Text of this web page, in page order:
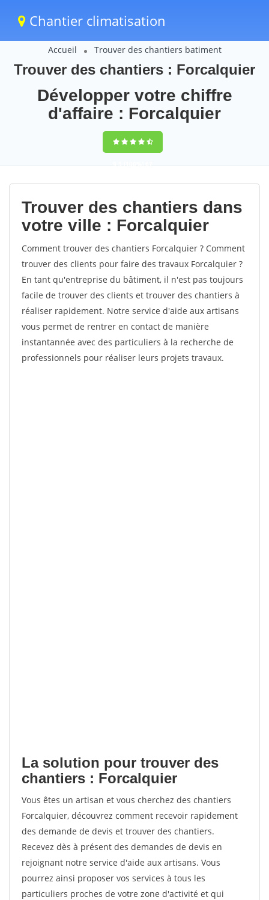
Chantier climatisation
Accueil Trouver des chantiers batiment
Trouver des chantiers : Forcalquier
Développer votre chiffre
d'affaire : Forcalquier
9,5(100%)67
votes
Trouver des chantiers dans
votre ville : Forcalquier
Comment trouver des chantiers Forcalquier ? Comment
trouver des clients pour faire des travaux Forcalquier ?
En tant qu'entreprise du bâtiment, il n'est pas toujours
facile de trouver des clients et trouver des chantiers à
réaliser rapidement. Notre service d'aide aux artisans
vous permet de rentrer en contact de manière
instantannée avec des particuliers à la recherche de
professionnels pour réaliser leurs projets travaux.
La solution pour trouver des
chantiers : Forcalquier
Vous êtes un artisan et vous cherchez des chantiers
Forcalquier, découvrez comment recevoir rapidement
des demande de devis et trouver des chantiers.
Recevez dès à présent des demandes de devis en
rejoignant notre service d'aide aux artisans. Vous
pourrez ainsi proposer vos services à tous les
particuliers proches de votre zone d'activité et qui